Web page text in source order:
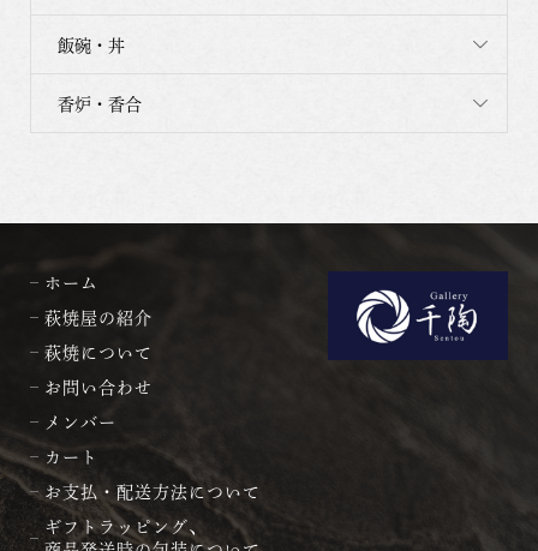
飯碗・丼
香炉・香合
ホーム
萩焼屋の紹介
萩焼について
お問い合わせ
メンバー
カート
お支払・配送方法について
ギフトラッピング、